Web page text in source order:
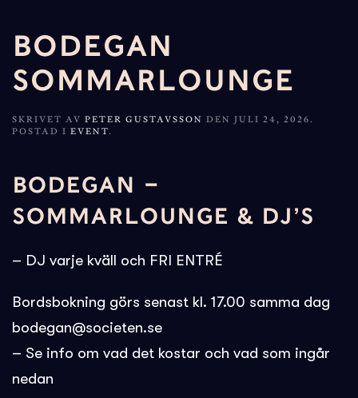
BODEGAN
SOMMARLOUNGE
SKRIVET AV PETER GUSTAVSSON DEN JULI 24, 2026 .
POSTAD I EVENT.
BODEGAN –
SOMMARLOUNGE & DJ’S
– DJ varje kväll och FRI ENTRÉ
Bordsbokning görs senast kl. 17.00 samma dag
bodegan@societen.se
– Se info om vad det kostar och vad som ingår
nedan